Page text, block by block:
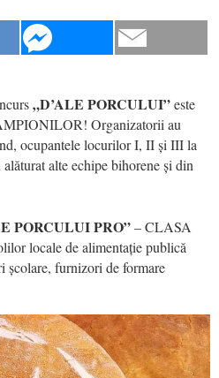
„D’ALE PORCULUI”este
Organizatorii au
ocupantele locurilor I, II și III la
alte echipe bihorene și din
PORCULUI PRO”– CLASA
locale de alimentație publică
școlare, furnizori de formare